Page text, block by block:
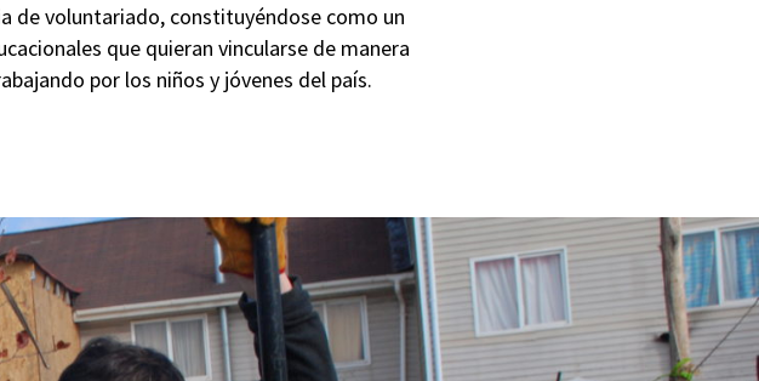
de voluntariado, constituyéndose como un
que quieran vincularse de manera
por los niños y jóvenes del país.